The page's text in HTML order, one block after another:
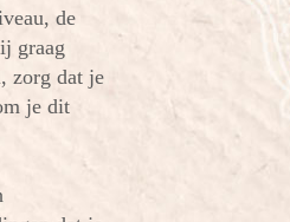
de
graag
zorg dat je
je dit